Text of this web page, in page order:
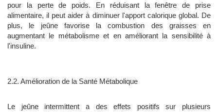
pour la perte de poids. En réduisant la fenêtre de prise
alimentaire, il peut aider à diminuer l'apport calorique global. De
plus, le jeûne favorise la combustion des graisses en
augmentant le métabolisme et en améliorant la sensibilité à
l'insuline.
2.2. Amélioration de la Santé Métabolique
Le jeûne intermittent a des effets positifs sur plusieurs